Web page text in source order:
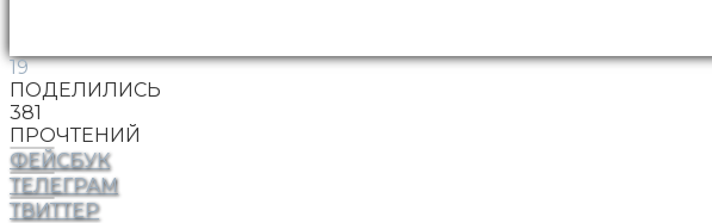
19
ПОДЕЛИЛИСЬ
381
ПРОЧТЕНИЙ
ФЕЙСБУК
ТЕЛЕГРАМ
ТВИТТЕР